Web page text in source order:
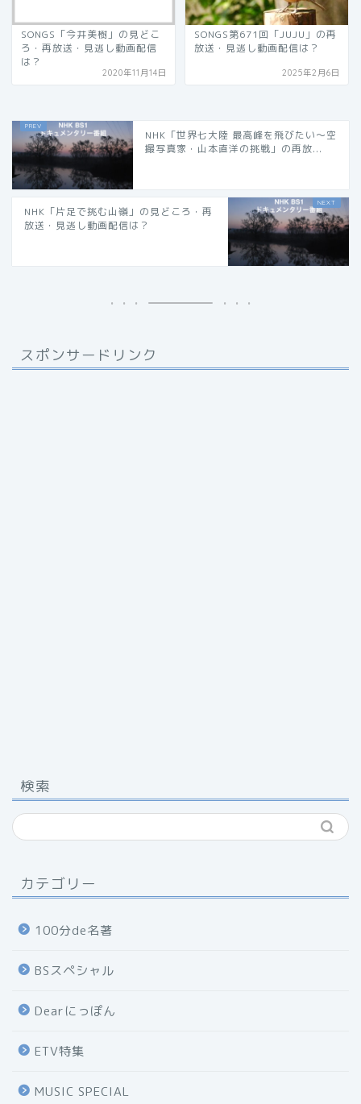
SONGS「今井美樹」の見どこ
ろ・再放送・見逃し動画配信
は？
2020年11月14日
SONGS第671回「JUJU」の再
放送・見逃し動画配信は？
2025年2月6日
NHK「世界七大陸 最高峰を飛びたい〜空
撮写真家・山本直洋の挑戦」の再放...
NHK「片足で挑む山嶺」の見どころ・再
放送・見逃し動画配信は？
スポンサードリンク
検索
カテゴリー
100分de名著
BSスペシャル
Dearにっぽん
ETV特集
MUSIC SPECIAL